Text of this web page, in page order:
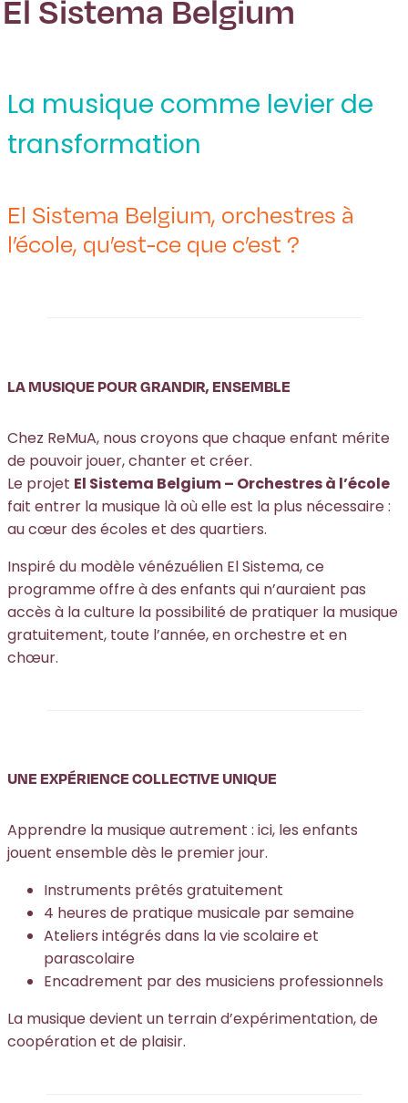
El Sistema Belgium
La musique comme levier de
transformation
El Sistema Belgium, orchestres à
l’école, qu’est-ce que c’est ?
LA MUSIQUE POUR GRANDIR, ENSEMBLE
Chez ReMuA, nous croyons que chaque enfant mérite
de pouvoir jouer, chanter et créer.
Le projet El Sistema Belgium – Orchestres à l’école
fait entrer la musique là où elle est la plus nécessaire :
au cœur des écoles et des quartiers.
Inspiré du modèle vénézuélien El Sistema, ce
programme offre à des enfants qui n’auraient pas
accès à la culture la possibilité de pratiquer la musique
gratuitement, toute l’année, en orchestre et en
chœur.
UNE EXPÉRIENCE COLLECTIVE UNIQUE
Apprendre la musique autrement : ici, les enfants
jouent ensemble dès le premier jour.
Instruments prêtés gratuitement
4 heures de pratique musicale par semaine
Ateliers intégrés dans la vie scolaire et
parascolaire
Encadrement par des musiciens professionnels
La musique devient un terrain d’expérimentation, de
coopération et de plaisir.